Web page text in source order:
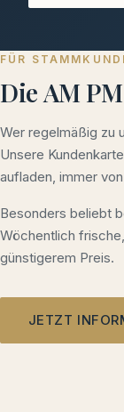
FÜR
Die AM
Wer regelmäßig zu
Unsere
aufladen, immer
Besonders beliebt
Wöchentlich
günstigerem Preis.
JETZT